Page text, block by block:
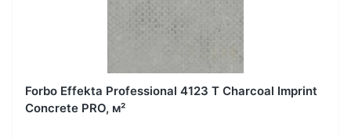
Forbo Effekta Professional 4123 T Charcoal Imprint
Concrete PRO, м²